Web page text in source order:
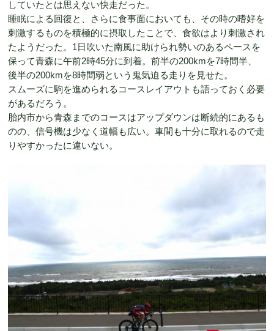
していたとは思えない快走だった。
睡眠による回復と、さらに食事面においても、その時の嗜好を
刺激するものを積極的に摂取したことで、食欲はより刺激され
たようだった。1日吹いた南風に助けられ勢いのあるペースを
保って青森に午前2時45分に到着。前半の200kmを7時間半、
後半の200kmを8時間弱という鬼気迫る走りを見せた。
スムーズに駒を進められるコースレイアウトも語っておく必要
があるだろう。
胎内市から青森までのコースはアップダウンは断続的にあるも
のの、信号機は少なく道幅も広い。車間も十分に取れるので走
りやすかったに違いない。